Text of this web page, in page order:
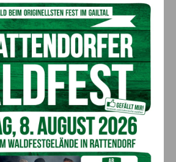
Lorbeer in Gold für Herwig
8. August 2026
Santonino“ wird heute gespielt –
Premiere von gestern Abend
nachgeholt
8. August 2026
Anzeige